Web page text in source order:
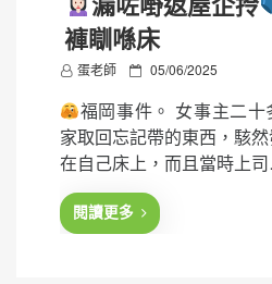
褲瞓喺床
蛋老師
P
s
t
e
d
05/06/2025
福岡事件。 女事主二
家取回忘記帶的東西，駭
在自己床上，而且當時上
閱讀更多